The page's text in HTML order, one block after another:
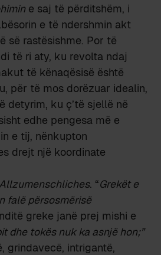
e saj të përditshëm, i
e të ndershmin akt
së rastësishme. Por të
të ri aty, ku revolta ndaj
të kënaqësisë është
për të mos dorëzuar idealin,
detyrim, ku ç’të sjellë në
edhe pengesa më e
e tij, nënkupton
drejt një koordinate
. “Grekët e
falë përsosmërisë
greke janë prej mishi e
dhe tokës nuk ka asnjë hon;”
grindavecë, intrigantë,